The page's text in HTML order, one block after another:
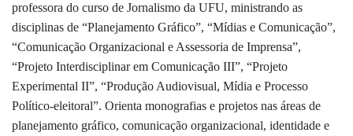
professora do curso de Jornalismo da UFU, ministrando as
disciplinas de “Planejamento Gráfico”, “Mídias e Comunicação”,
“Comunicação Organizacional e Assessoria de Imprensa”,
“Projeto Interdisciplinar em Comunicação III”, “Projeto
Experimental II”, “Produção Audiovisual, Mídia e Processo
Político-eleitoral”. Orienta monografias e projetos nas áreas de
planejamento gráfico, comunicação organizacional, identidade e